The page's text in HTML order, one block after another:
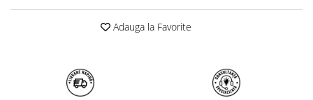
Adauga la Favorite